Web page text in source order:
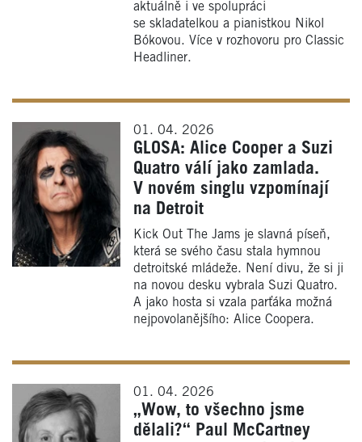
aktuálně i ve spolupráci
se skladatelkou a pianistkou Nikol
Bókovou. Více v rozhovoru pro Classic
Headliner.
01. 04. 2026
GLOSA: Alice Cooper a Suzi
Quatro válí jako zamlada.
V novém singlu vzpomínají
na Detroit
Kick Out The Jams je slavná píseň,
která se svého času stala hymnou
detroitské mládeže. Není divu, že si ji
na novou desku vybrala Suzi Quatro.
A jako hosta si vzala parťáka možná
nejpovolanějšího: Alice Coopera.
01. 04. 2026
„Wow, to všechno jsme
dělali?“ Paul McCartney